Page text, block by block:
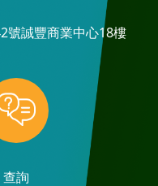
號誠豐商業中心18樓
查詢